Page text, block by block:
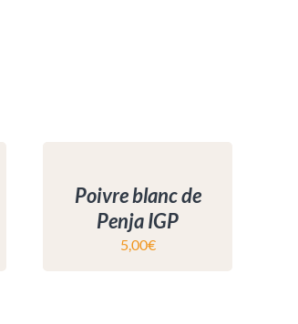
Poivre blanc de
Penja IGP
5,00€